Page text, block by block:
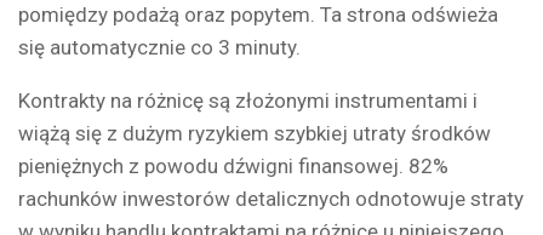
pomiędzy podażą oraz popytem. Ta strona odświeża
się automatycznie co 3 minuty.
Kontrakty na różnicę są złożonymi instrumentami i
wiążą się z dużym ryzykiem szybkiej utraty środków
pieniężnych z powodu dźwigni finansowej. 82%
rachunków inwestorów detalicznych odnotowuje straty